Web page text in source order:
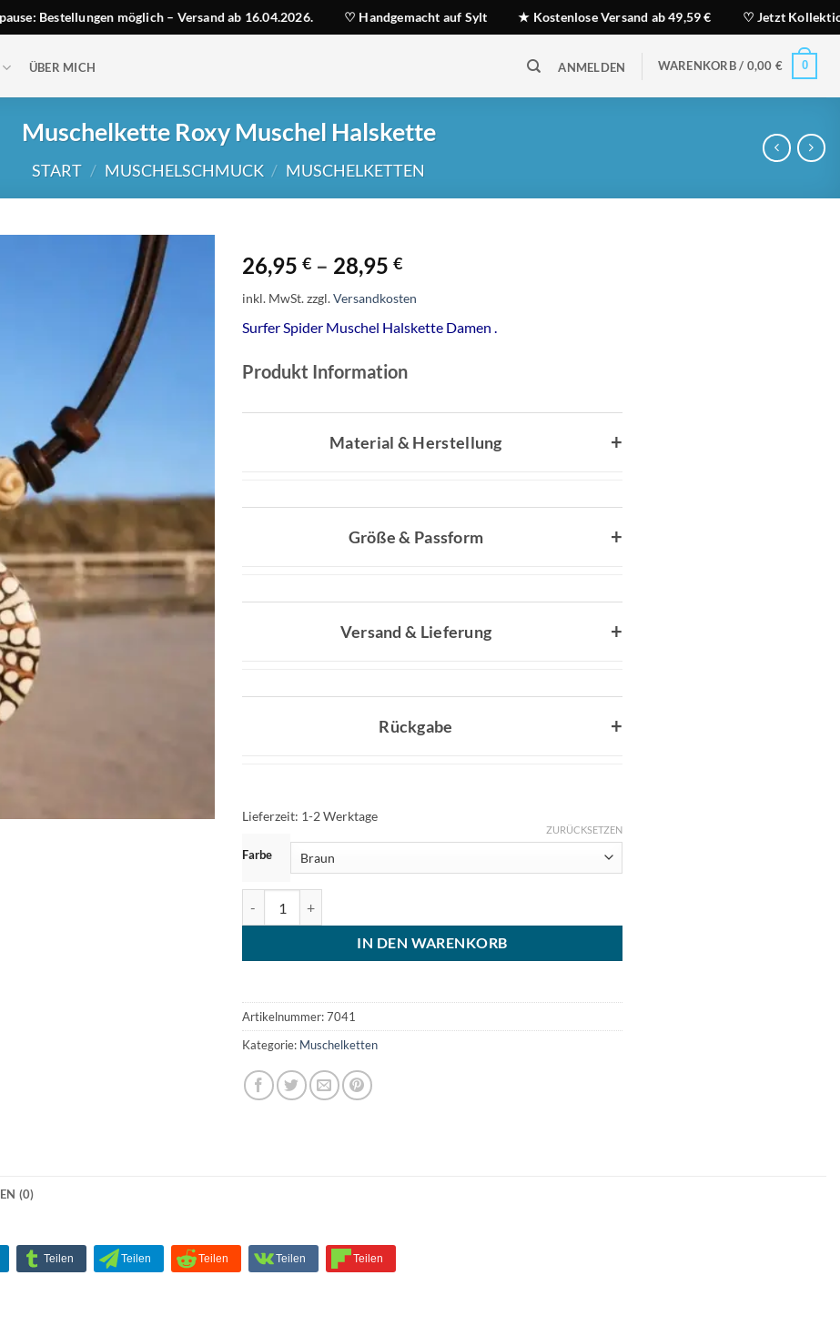
möglich – Versand ab 16.04.2026. ♡ Handgemacht auf Sylt ★ Kostenlose Versand ab 49,59 € ♡ Jetzt Kollektion
ÜBER MICH ANMELDEN WARENKORB / 0,00 € 0
Muschelkette Roxy Muschel Halskette
START / MUSCHELSCHMUCK / MUSCHELKETTEN
26,95 € – 28,95 €
inkl. MwSt.zzgl.Versandkosten
Surfer Spider Muschel Halskette Damen .
Produkt Information
Material & Herstellung
Größe & Passform
Versand & Lieferung
Rückgabe
Lieferzeit: 1-2 Werktage
Farbe
ZURÜCKSETZEN
IN DEN WARENKORB
Artikelnummer:7041
Kategorie: Muschelketten
(0)